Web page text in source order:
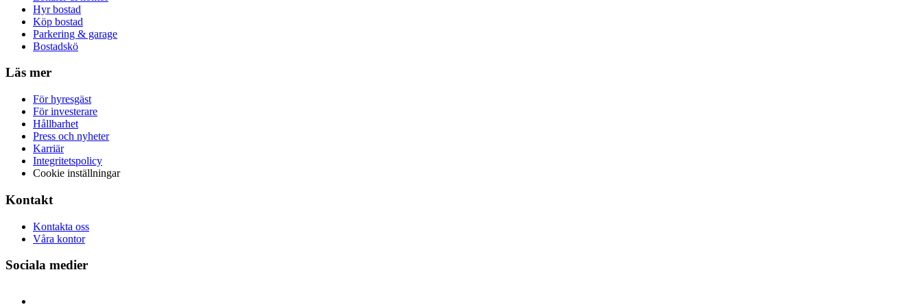
Hyr bostad
Köp bostad
Parkering & garage
Bostadskö
Läs mer
För hyresgäst
För investerare
Hållbarhet
Press och nyheter
Karriär
Integritetspolicy
Cookie inställningar
Kontakt
Kontakta oss
Våra kontor
Sociala medier